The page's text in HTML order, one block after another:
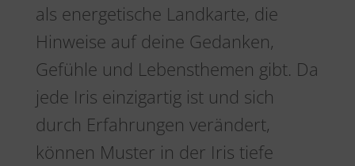
als energetische Landkarte, die
Hinweise auf deine Gedanken,
Gefühle und Lebensthemen gibt. Da
jede Iris einzigartig ist und sich
durch Erfahrungen verändert,
können Muster in der Iris tiefe